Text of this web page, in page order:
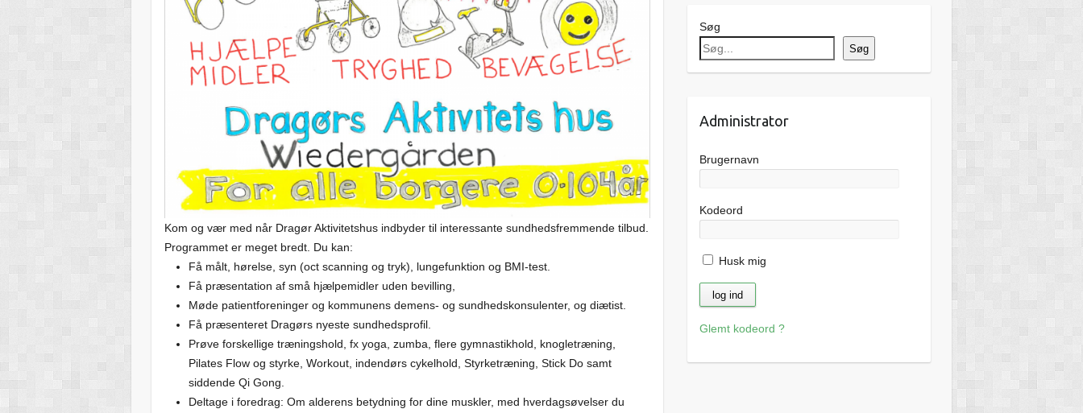
Kom og vær med når Dragør Aktivitetshus indbyder til interessante sundhedsfremmende tilbud.
Programmet er meget bredt. Du kan:
Få målt, hørelse, syn (oct scanning og tryk), lungefunktion og BMI-test.
Få præsentation af små hjælpemidler uden bevilling,
Møde patientforeninger og kommunens demens- og sundhedskonsulenter, og diætist.
Få præsenteret Dragørs nyeste sundhedsprofil.
Prøve forskellige træningshold, fx yoga, zumba, flere gymnastikhold, knogletræning,
Pilates Flow og styrke, Workout, indendørs cykelhold, Styrketræning, Stick Do samt
siddende Qi Gong.
Deltage i foredrag: Om alderens betydning for dine muskler, med hverdagsøvelser du
Søg
Søg
Administrator
Brugernavn
Kodeord
Husk mig
Glemt kodeord ?